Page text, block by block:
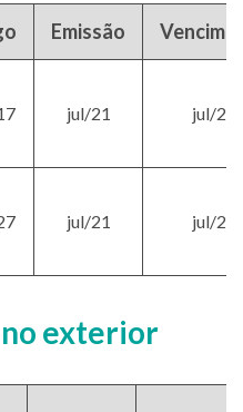
Emissão
jul/21 jul/28
jul/21 jul/28
exterior